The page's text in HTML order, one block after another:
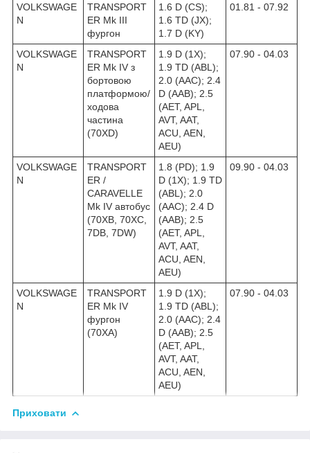
VOLKSWAGE
N
TRANSPORT
ER Mk III
фургон
1.6 D (CS);
1.6 TD (JX);
1.7 D (KY)
01.81 - 07.92
VOLKSWAGE
N
TRANSPORT
ER Mk IV з
бортовою
платформою/
ходова
частина
(70XD)
1.9 D (1X);
1.9 TD (ABL);
2.0 (AAC); 2.4
D (AAB); 2.5
(AET, APL,
AVT, AAT,
ACU, AEN,
AEU)
07.90 - 04.03
VOLKSWAGE
N
TRANSPORT
ER /
CARAVELLE
Mk IV автобус
(70XB, 70XC,
7DB, 7DW)
1.8 (PD); 1.9
D (1X); 1.9 TD
(ABL); 2.0
(AAC); 2.4 D
(AAB); 2.5
(AET, APL,
AVT, AAT,
ACU, AEN,
AEU)
09.90 - 04.03
VOLKSWAGE
N
TRANSPORT
ER Mk IV
фургон
(70XA)
1.9 D (1X);
1.9 TD (ABL);
2.0 (AAC); 2.4
D (AAB); 2.5
(AET, APL,
AVT, AAT,
ACU, AEN,
AEU)
07.90 - 04.03
Приховати